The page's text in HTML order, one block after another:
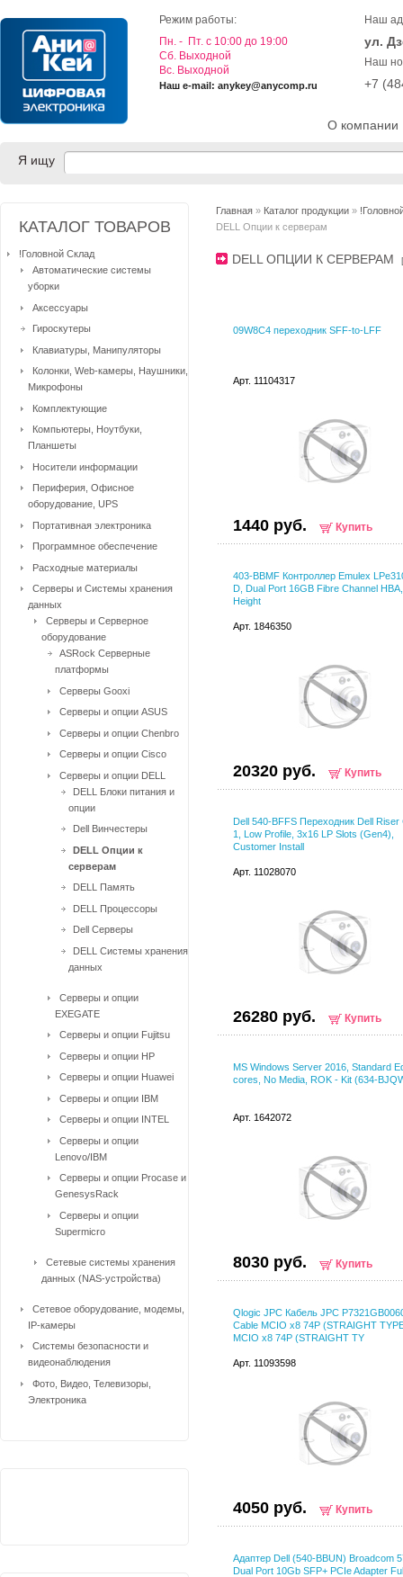
О компании
Режим работы:
Пн. - Пт. с 10:00 до 19:00
Cб. Выходной
Вс. Выходной
Наш e-mail: anykey@anycomp.ru
Наш
ул.
Наш
+7
Я ищу
Главная » Каталог продукции »
DELL Опции к серверам
DELL ОПЦИИ К СЕРВЕРАМ [
09W8C4 переходник SFF-to-LFF
Арт. 11104317
1440 руб. Купить
403-BBMF Контроллер Emulex
D, Dual Port 16GB Fibre Channel
Height
Арт. 1846350
20320 руб. Купить
Dell 540-BFFS Переходник Dell Riser
1, Low Profile, 3x16 LP Slots (Gen4),
Customer Install
Арт. 11028070
26280 руб. Купить
MS Windows Server 2016, Standard
cores, No Media, ROK - Kit (634-
Арт. 1642072
8030 руб. Купить
Qlogic JPC Кабель JPC
Cable MCIO x8 74P (STRAIGHT
MCIO x8 74P (STRAIGHT TY
Арт. 11093598
4050 руб. Купить
Адаптер Dell (540-BBUN) Broadcom
Dual Port 10Gb SFP+ PCIe Adapter
КАТАЛОГ ТОВАРОВ
!Головной Склад
Автоматические системы
уборки
Аксессуары
Гироскутеры
Клавиатуры, Манипуляторы
Колонки, Web-камеры, Наушники,
Микрофоны
Комплектующие
Компьютеры, Ноутбуки,
Планшеты
Носители информации
Периферия, Офисное
оборудование, UPS
Портативная электроника
Программное обеспечение
Расходные материалы
Серверы и Системы хранения
данных
Серверы и Серверное
оборудование
ASRock Серверные
платформы
Серверы Gooxi
Серверы и опции ASUS
Серверы и опции Chenbro
Серверы и опции Cisco
Серверы и опции DELL
DELL Блоки питания и
опции
Dell Винчестеры
DELL Опции к
серверам
DELL Память
DELL Процессоры
Dell Серверы
DELL Системы хранения
данных
Серверы и опции
EXEGATE
Серверы и опции Fujitsu
Серверы и опции HP
Серверы и опции Huawei
Серверы и опции IBM
Серверы и опции INTEL
Серверы и опции
Lenovo/IBM
Серверы и опции Procase и
GenesysRack
Серверы и опции
Supermicro
Сетевые системы хранения
данных (NAS-устройства)
Сетевое оборудование, модемы,
IP-камеры
Системы безопасности и
видеонаблюдения
Фото, Видео, Телевизоры,
Электроника